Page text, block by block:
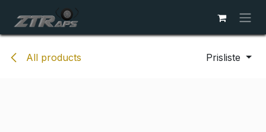
All products Prisliste